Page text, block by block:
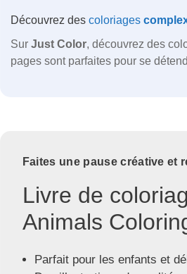
Découvrez des coloriages
Sur Just Color, découvrez des
pages sont parfaites pour se
Faites une pause créative et
Livre de
Animals
Parfait pour les enfants et